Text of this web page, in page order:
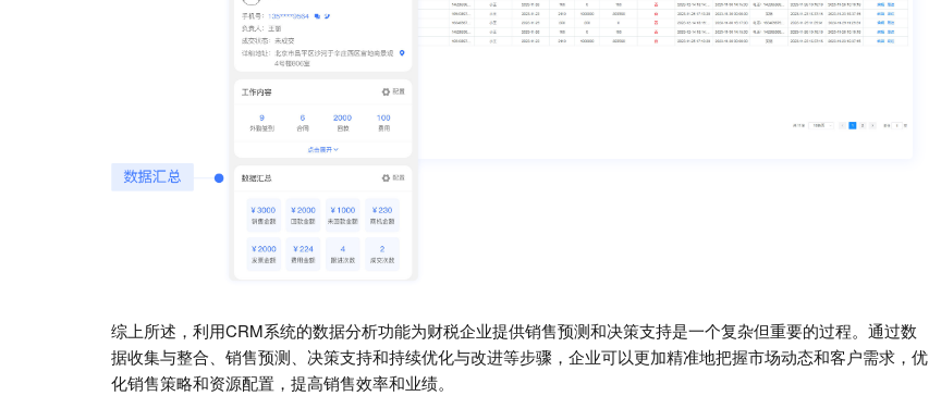
综上所述，利用CRM系统的数据分析功能为财税企业提供销售预测和决策支持是一个复杂但重要的过程。通过数
据收集与整合、销售预测、决策支持和持续优化与改进等步骤，企业可以更加精准地把握市场动态和客户需求，优
化销售策略和资源配置，提高销售效率和业绩。